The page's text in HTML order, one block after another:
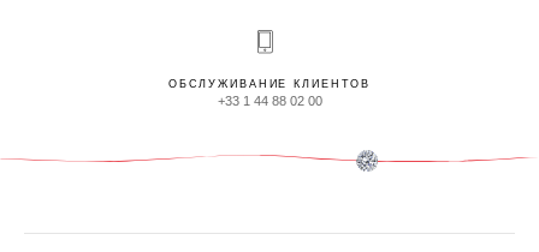
ОБСЛУЖИВАНИЕ КЛИЕНТОВ
+33 1 44 88 02 00